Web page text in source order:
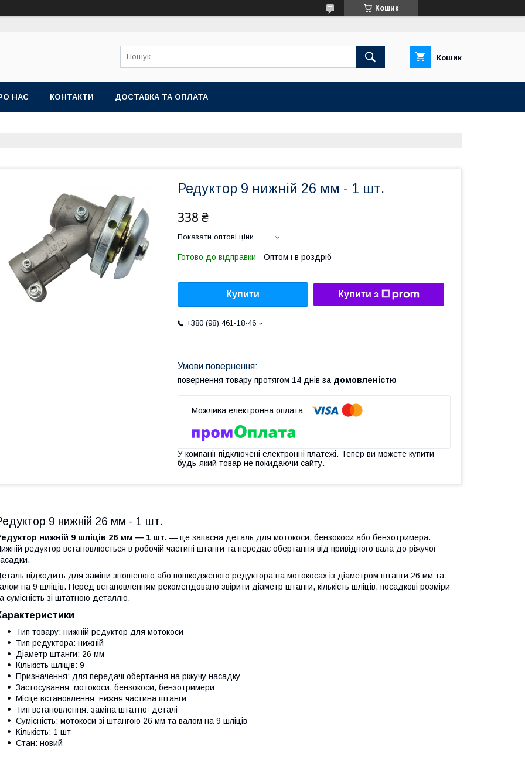
Кошик
Кошик
НАС КОНТАКТИ ДОСТАВКА ТА ОПЛАТА
Редуктор 9 нижній 26 мм - 1 шт.
338 ₴
Показати оптові ціни
Готово до відправки Оптом і в роздріб
Купити Купити з
+380 (98) 461-18-46
повернення товару протягом 14 днів за домовленістю
У компанії підключені електронні платежі. Тепер ви можете купити
будь-який товар не покидаючи сайту.
9 нижній 26 мм - 1 шт.
нижній 9 шліців 26 мм — 1 шт. — це запасна деталь для мотокоси, бензокоси або бензотримера.
редуктор встановлюється в робочій частині штанги та передає обертання від привідного вала до ріжучої
підходить для заміни зношеного або пошкодженого редуктора на мотокосах із діаметром штанги 26 мм та
на 9 шліців. Перед встановленням рекомендовано звірити діаметр штанги, кількість шліців, посадкові розміри
сумісність зі штатною деталлю.
Тип товару: нижній редуктор для мотокоси
Тип редуктора: нижній
Діаметр штанги: 26 мм
Кількість шліців: 9
Призначення: для передачі обертання на ріжучу насадку
Застосування: мотокоси, бензокоси, бензотримери
Місце встановлення: нижня частина штанги
Тип встановлення: заміна штатної деталі
Сумісність: мотокоси зі штангою 26 мм та валом на 9 шліців
Кількість: 1 шт
Стан: новий